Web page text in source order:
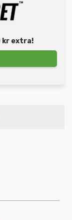
kr extra!